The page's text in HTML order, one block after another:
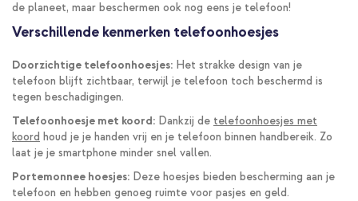
de planeet, maar beschermen ook nog eens je telefoon!
Verschillende kenmerken telefoonhoesjes
Doorzichtige telefoonhoesjes: Het strakke design van je
telefoon blijft zichtbaar, terwijl je telefoon toch beschermd is
tegen beschadigingen.
Telefoonhoesje met koord: Dankzij de telefoonhoesjes met
koord houd je je handen vrij en je telefoon binnen handbereik. Zo
laat je je smartphone minder snel vallen.
Portemonnee hoesjes: Deze hoesjes bieden bescherming aan je
telefoon en hebben genoeg ruimte voor pasjes en geld.